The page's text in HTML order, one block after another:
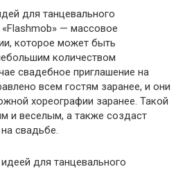
для танцевального
— массовое
которое может быть
количеством
свадебное приглашение на
всем гостям заранее, и они
хореографии заранее. Такой
и веселым, а также создаст
свадьбе.
для танцевального